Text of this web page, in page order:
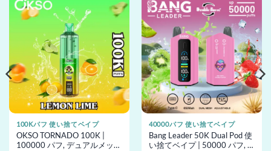
100Kパフ 使い捨てベイプ
OKSO TORNADO 100K |
100000 パフ, デュアルメッシ
40000パフ 使い捨てベイプ
Bang Leader 50K Dual Pod 使
い捨てベイプ | 50000 パフ, 2